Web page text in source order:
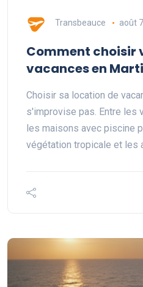
Transbeauce août
Comment choisir
vacances en
Choisir sa location de
s'improvise pas. Entre les
les maisons avec piscine
végétation tropicale et les